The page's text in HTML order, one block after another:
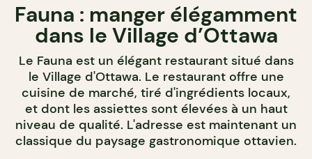
Fauna : manger élégamment
dans le Village d’Ottawa
Le Fauna est un élégant restaurant situé dans
le Village d'Ottawa. Le restaurant offre une
cuisine de marché, tiré d'ingrédients locaux,
et dont les assiettes sont élevées à un haut
niveau de qualité. L'adresse est maintenant un
classique du paysage gastronomique ottavien.